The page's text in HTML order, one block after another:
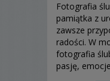
Fotografia
pamiątka z
zawsze
radości. W
fotografia
pasję,